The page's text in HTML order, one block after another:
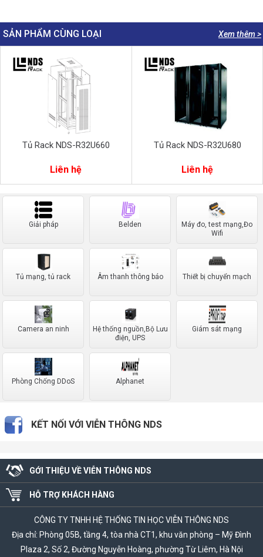
Xem thêm >
SẢN PHẨM CÙNG LOẠI
Tủ Rack NDS-R32U660
Liên hệ
Tủ Rack NDS-R32U680
Liên hệ
Giải pháp Belden
Máy đo, test mạng,Đo
Wifi
Tủ mạng, tủ rack Âm thanh thông báo Thiết bị chuyển mạch
Camera an ninh
Hệ thống nguồn,Bộ Lưu
điện, UPS
Giám sát mạng
Phòng Chống DDoS Alphanet
KẾT NỐI VỚI VIỄN THÔNG NDS
GỚI THIỆU VỀ VIỄN THÔNG NDS
HỖ TRỢ KHÁCH HÀNG
CÔNG TY TNHH HỆ THỐNG TIN HỌC VIỄN THÔNG NDS
Địa chỉ: Phòng 05B, tầng 4, tòa nhà CT1, khu văn phòng – Mỹ Đình
Plaza 2, Số 2, Đường Nguyễn Hoàng, phường Từ Liêm, Hà Nội